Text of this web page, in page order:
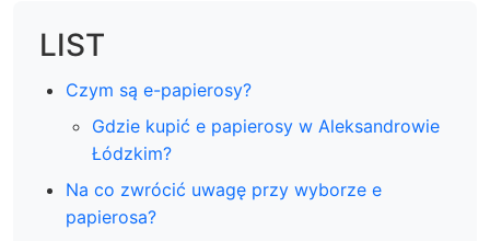
LIST
Czym są e-papierosy?
Gdzie kupić e papierosy w Aleksandrowie
Łódzkim?
Na co zwrócić uwagę przy wyborze e
papierosa?